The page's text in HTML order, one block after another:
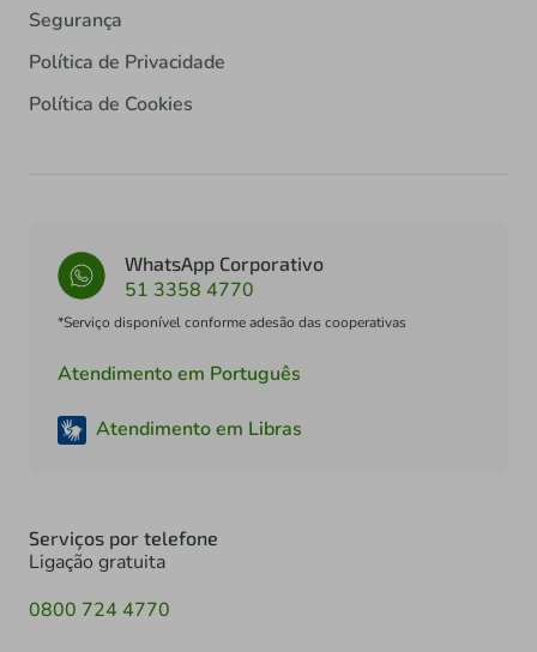
Segurança
Política de Privacidade
Política de Cookies
WhatsApp Corporativo
51 3358 4770
*Serviço disponível conforme adesão das cooperativas
Atendimento em Português
Atendimento em Libras
Serviços por telefone
Ligação gratuita
0800 724 4770